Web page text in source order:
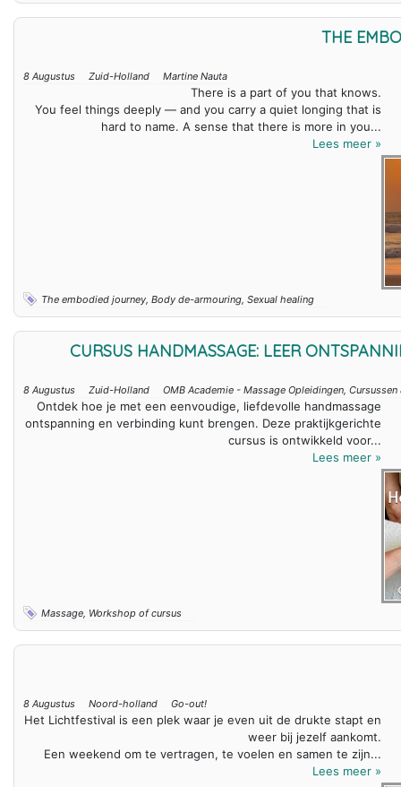
THE
8 Augustus Zuid-Holland Martine Nauta
There is a part of you that knows.
You feel things deeply — and you carry a quiet longing that is
hard to name. A sense that there is more in you...
Lees meer »
The embodied journey, Body de-armouring, Sexual healing
CURSUS HANDMASSAGE: LEER
8 Augustus Zuid-Holland OMB Academie - Massage Opleidingen,
Ontdek hoe je met een eenvoudige, liefdevolle handmassage
ontspanning en verbinding kunt brengen. Deze praktijkgerichte
cursus is ontwikkeld voor...
Lees meer »
Massage, Workshop of cursus
8 Augustus Noord-holland Go-out!
Het Lichtfestival is een plek waar je even uit de drukte stapt en
weer bij jezelf aankomt.
Een weekend om te vertragen, te voelen en samen te zijn...
Lees meer »